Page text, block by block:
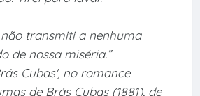
não transmiti a nenhuma
de nossa miséria.”
Cubas', no romance
de Brás Cubas (1881), de